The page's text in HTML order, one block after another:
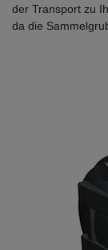
der Transport zu
da die